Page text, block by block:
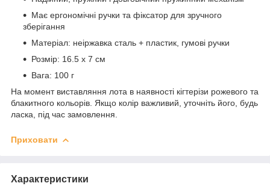
Має ергономічні ручки та фіксатор для зручного
зберігання
Матеріал: неіржавка сталь + пластик, гумові ручки
Розмір: 16.5 x 7 см
Вага: 100 г
На момент виставляння лота в наявності кігтерізи рожевого та
блакитного кольорів. Якщо колір важливий, уточніть його, будь
ласка, під час замовлення.
Приховати
Характеристики